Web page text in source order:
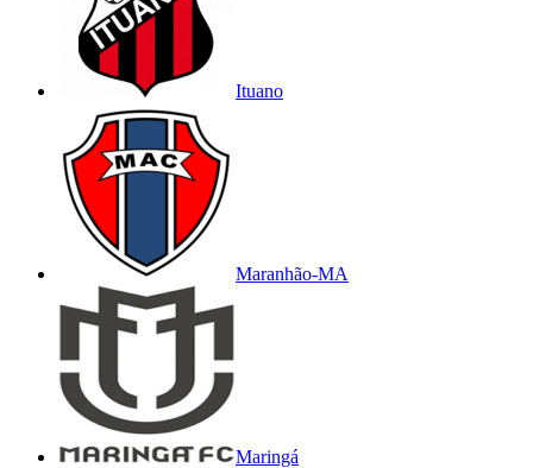
Ituano
Maranhão-MA
Maringá